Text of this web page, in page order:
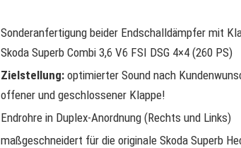
Sonderanfertigung beider Endschalldämpfer mit
Skoda Superb Combi 3,6 V6 FSI DSG 4×4 (260 PS)
Zielstellung: optimierter Sound nach
offener und geschlossener Klappe!
Endrohre in Duplex-Anordnung (Rechts und Links)
maßgeschneidert für die originale Skoda Superb